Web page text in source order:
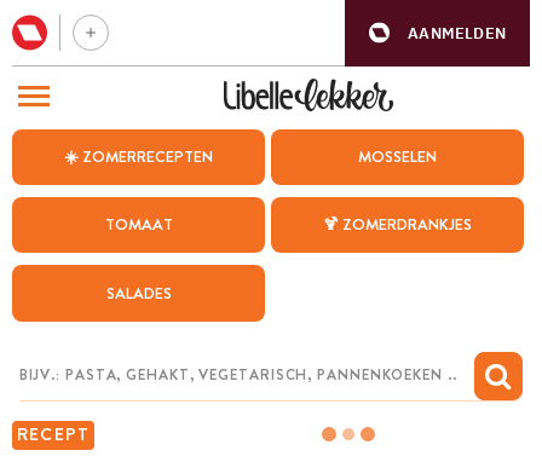
AANMELDEN
☀️ ZOMERRECEPTEN MOSSELEN
TOMAAT 🍹 ZOMERDRANKJES
SALADES
RECEPT
BEZOEK ONZE ANDERE WEBSITES
WEEKMENU
CHAT MET MAIA
MIJN BEWAARDE RECEPTEN